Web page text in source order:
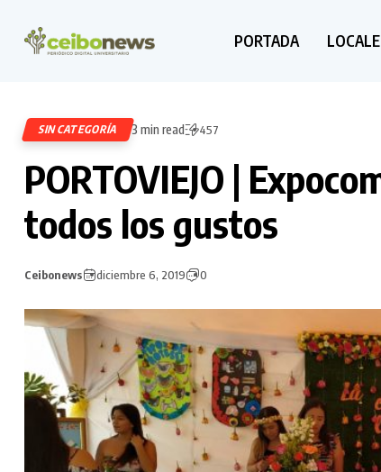
PORTADA
SIN CATEGORÍA 3 min read 457
PORTOVIEJO |
todos los gustos
Ceibonews diciembre 6, 2019 0